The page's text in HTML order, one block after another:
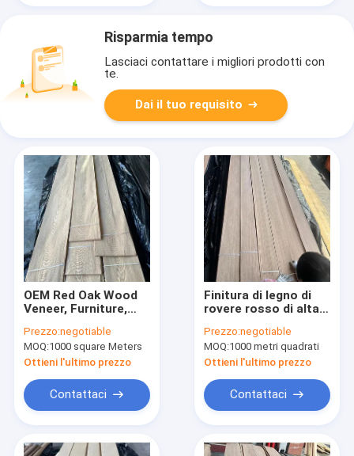
Risparmia tempo
Lasciaci contattare i migliori prodotti con
te.
Dai il tuo requisito
OEM Red Oak Wood
Veneer, Furniture,
Wood Veneer,
Prezzo:negotiable
MOQ:1000 square Meters
Ottieni l'ultimo prezzo
Contattaci
Finitura di legno di
rovere rosso di alta
AAAGrade, spessore
0,5 mm,
Prezzo:negotiable
MOQ:1000 metri quadrati
Ottieni l'ultimo prezzo
Contattaci